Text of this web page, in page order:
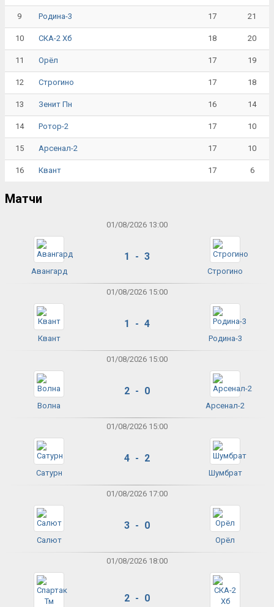
9 Родина-3 17 21
10 СКА-2 Хб 18 20
11 Орёл 17 19
12 Строгино 17 18
13 Зенит Пн 16 14
14 Ротор-2 17 10
15 Арсенал-2 17 10
16 Квант 17 6
Матчи
01/08/2026 13:00
Авангард
1 - 3
Строгино
01/08/2026 15:00
Квант
1 - 4
Родина-3
01/08/2026 15:00
Волна
2 - 0
Арсенал-2
01/08/2026 15:00
Сатурн
4 - 2
Шумбрат
01/08/2026 17:00
Салют
3 - 0
Орёл
01/08/2026 18:00
2 - 0